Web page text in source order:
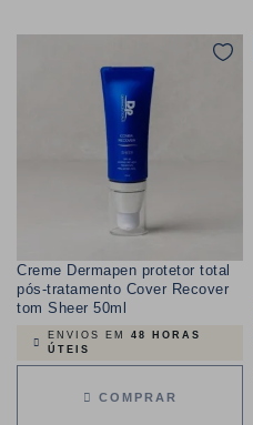
Creme Dermapen protetor total
pós-tratamento Cover Recover
tom Sheer 50ml
ENVIOS EM 48 HORAS
ÚTEIS
COMPRAR